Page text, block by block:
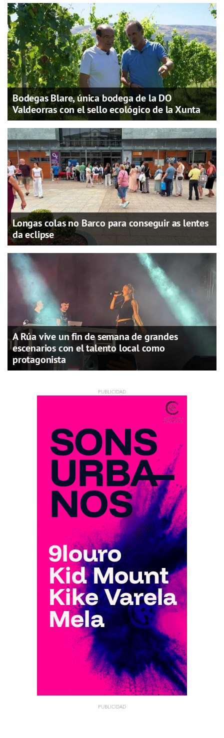
Bodegas Blare, única bodega de la DO
Valdeorras con el sello ecológico de la Xunta
Longas colas no Barco para conseguir as lentes
da eclipse
A Rúa vive un fin de semana de grandes
escenarios con el talento local como
protagonista